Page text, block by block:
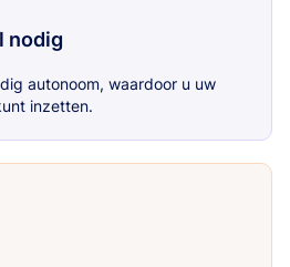
nodig
autonoom, waardoor u uw
inzetten.